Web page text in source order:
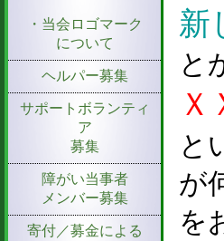
・当会ロゴマーク
について
ヘルパー募集
サポートボランティ
ア
募集
障がい当事者
メンバー募集
寄付／募金による
新
と
と
が
を